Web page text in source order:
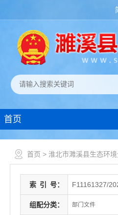
首页
首页 > 淮北市濉溪县生态环
索 引 号： F11161327/
组配分类： 部门文件